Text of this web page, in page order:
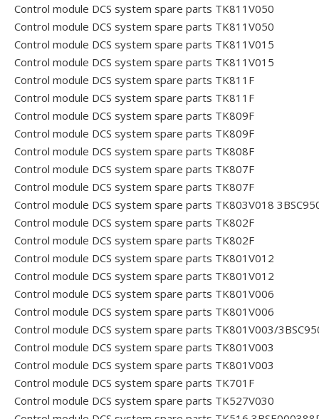
Control module DCS system spare parts TK811V050
Control module DCS system spare parts TK811V050
Control module DCS system spare parts TK811V015
Control module DCS system spare parts TK811V015
Control module DCS system spare parts TK811F
Control module DCS system spare parts TK811F
Control module DCS system spare parts TK809F
Control module DCS system spare parts TK809F
Control module DCS system spare parts TK808F
Control module DCS system spare parts TK807F
Control module DCS system spare parts TK807F
Control module DCS system spare parts TK803V018
Control module DCS system spare parts TK802F
Control module DCS system spare parts TK802F
Control module DCS system spare parts TK801V012
Control module DCS system spare parts TK801V012
Control module DCS system spare parts TK801V006
Control module DCS system spare parts TK801V006
Control module DCS system spare parts TK801V003/
Control module DCS system spare parts TK801V003
Control module DCS system spare parts TK801V003
Control module DCS system spare parts TK701F
Control module DCS system spare parts TK527V030